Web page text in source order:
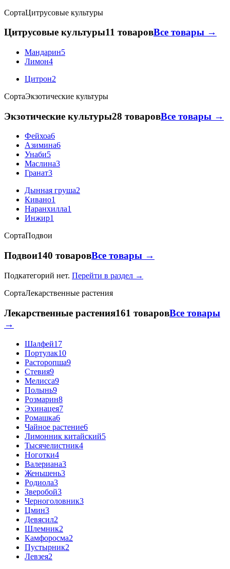
СортаЦитрусовые культуры
Цитрусовые культуры11 товаровВсе товары →
Мандарин5
Лимон4
Цитрон2
СортаЭкзотические культуры
Экзотические культуры28 товаровВсе товары →
Фейхоа6
Азимина6
Унаби5
Маслина3
Гранат3
Дынная груша2
Кивано1
Наранхилла1
Инжир1
СортаПодвои
Подвои140 товаровВсе товары →
Подкатегорий нет. Перейти в раздел →
СортаЛекарственные растения
Лекарственные растения161 товаровВсе товары
→
Шалфей17
Портулак10
Расторопша9
Стевия9
Мелисса9
Полынь9
Розмарин8
Эхинацея7
Ромашка6
Чайное растение6
Лимонник китайский5
Тысячелистник4
Ноготки4
Валериана3
Женьшень3
Родиола3
Зверобой3
Черноголовник3
Цмин3
Девясил2
Шлемник2
Камфоросма2
Пустырник2
Левзея2